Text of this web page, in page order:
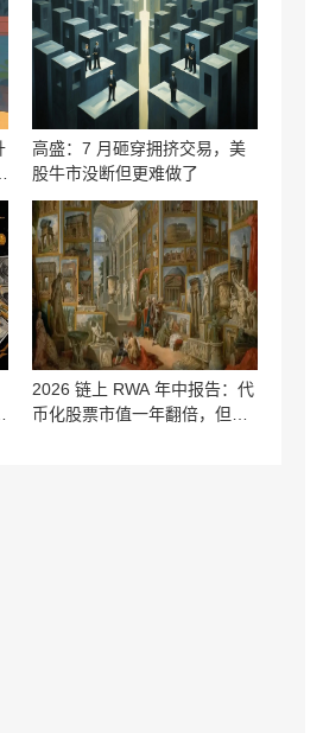
高盛：7 月砸穿拥挤交易，美
股牛市没断但更难做了
2026 链上 RWA 年中报告：代
币化股票市值一年翻倍，但九